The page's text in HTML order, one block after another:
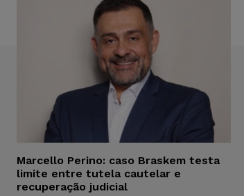
Marcello Perino: caso Braskem testa
limite entre tutela cautelar e
recuperação judicial